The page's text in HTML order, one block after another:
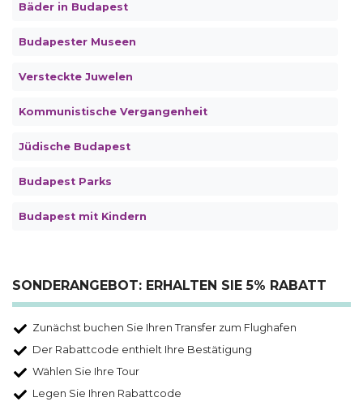
Bäder in Budapest
Budapester Museen
Versteckte Juwelen
Kommunistische Vergangenheit
Jüdische Budapest
Budapest Parks
Budapest mit Kindern
SONDERANGEBOT: ERHALTEN SIE 5% RABATT
Zunächst buchen Sie Ihren Transfer zum Flughafen
Der Rabattcode enthielt Ihre Bestätigung
Wählen Sie Ihre Tour
Legen Sie Ihren Rabattcode